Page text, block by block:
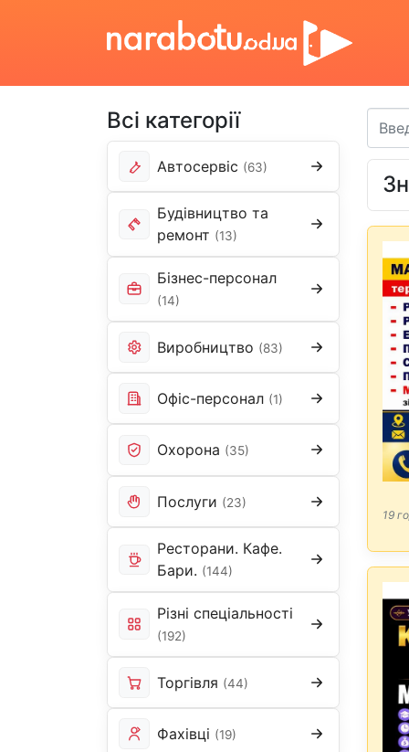
Всі категорії
Автосервіс (63)
Будівництво та
ремонт (13)
Бізнес-персонал
(14)
Виробництво (83)
Офіс-персонал (1)
Охорона (35)
Послуги (23)
Ресторани. Кафе.
Бари. (144)
Різні спеціальності
(192)
Торгівля (44)
Фахівці (19)
19